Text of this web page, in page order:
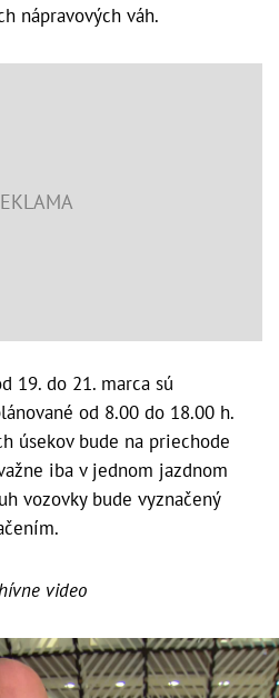
nápravových váh.
19. do 21. marca sú
od 8.00 do 18.00 h.
úsekov bude na priechode
iba v jednom jazdnom
vozovky bude vyznačený
video